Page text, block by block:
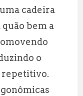
cadeira
bem a
o
repetitivo.